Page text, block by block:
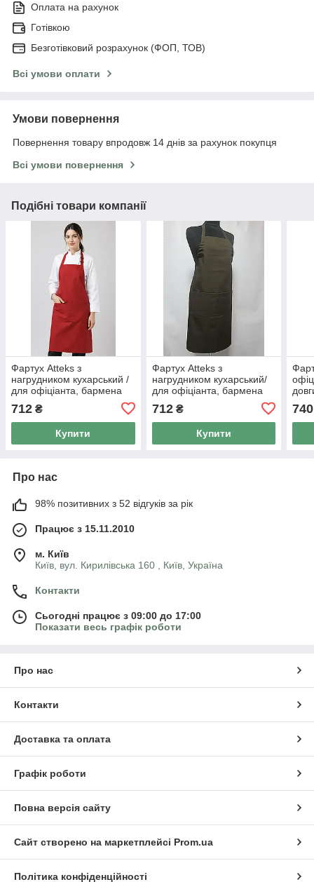
Оплата на рахунок
Готівкою
Безготівковий розрахунок (ФОП, ТОВ)
Всі умови оплати
Умови повернення
Повернення товару впродовж 14 днів за рахунок покупця
Всі умови повернення
Подібні товари компанії
Фартух Atteks з
нагрудником кухарський /
для офіціанта, бармена
довгий червоний — 00202
712 ₴
Купити
Фартух Atteks з
нагрудником кухарський/
для офіціанта, бармена
00205
712₴
Купити
740
Про нас
98% позитивних з 52 відгуків за рік
Працює з 15.11.2010
м. Київ
Київ, вул. Кирилівська 160 , Київ, Україна
Контакти
Сьогодні працює з 09:00 до 17:00
Показати весь графік роботи
Про нас
Контакти
Доставка та оплата
Графік роботи
Повна версія сайту
Сайт створено на маркетплейсі Prom.ua
Політика конфіденційності